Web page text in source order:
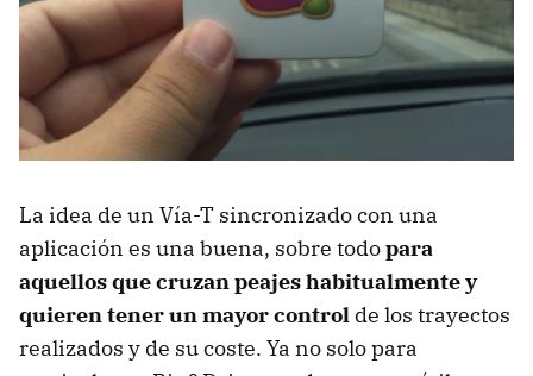
La idea de un Vía-T sincronizado con una
aplicación es una buena, sobre todopara
aquellos que cruzan peajes habitualmente y
quieren tener un mayor control de los trayectos
realizados y de su coste. Ya no solo para